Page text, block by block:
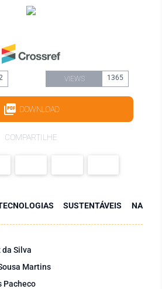
VIEWS 1365
DOWNLOAD
COMPARTILHE
SUSTENTÁVEIS NA
da Silva
Martins
Pacheco